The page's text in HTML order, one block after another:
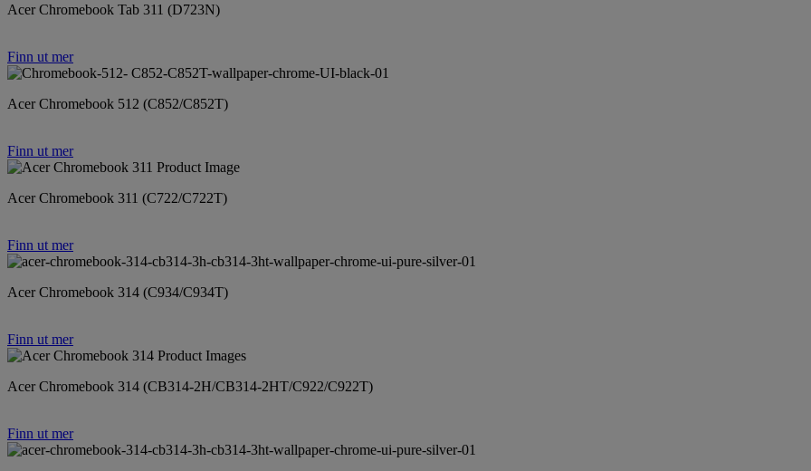
Acer Chromebook Tab 311 (D723N)
Finn ut mer
Acer Chromebook 512 (C852/C852T)
Finn ut mer
Acer Chromebook 311 (C722/C722T)
Finn ut mer
Acer Chromebook 314 (C934/C934T)
Finn ut mer
Acer Chromebook 314 (CB314-2H/CB314-2HT/C922/C922T)
Finn ut mer